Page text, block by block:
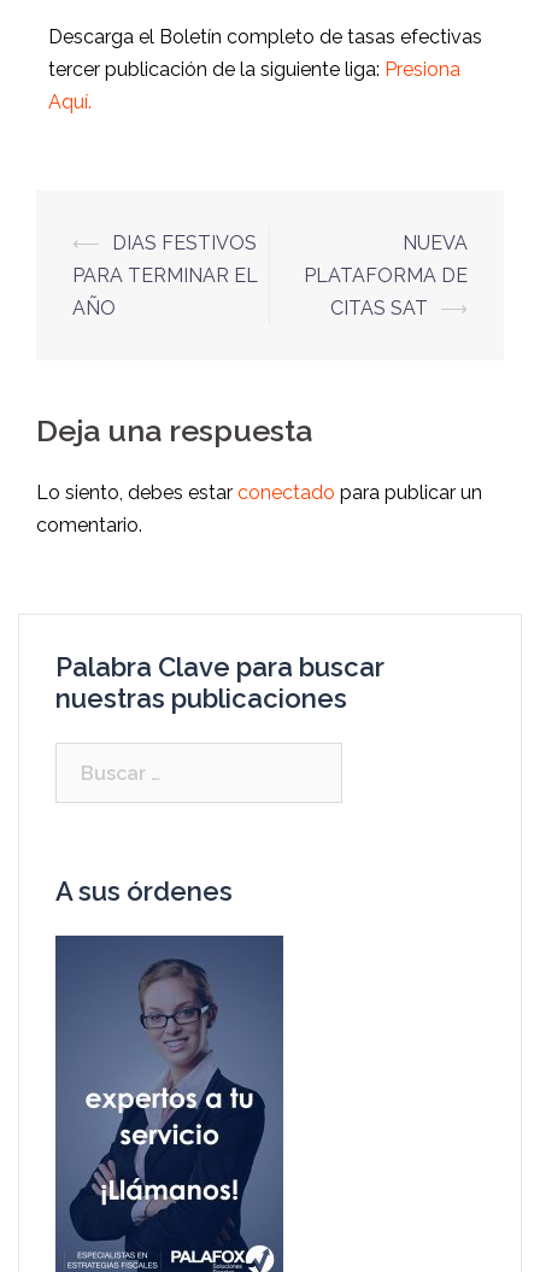
Descarga el Boletín completo de tasas efectivas
tercer publicación de la siguiente liga: Presiona
Aquí.
⟵
DIAS FESTIVOS
PARA TERMINAR EL
AÑO
NUEVA
PLATAFORMA DE
CITAS SAT
⟶
Deja una respuesta
Lo siento, debes estar conectado para publicar un
comentario.
Palabra Clave para buscar
nuestras publicaciones
A sus órdenes